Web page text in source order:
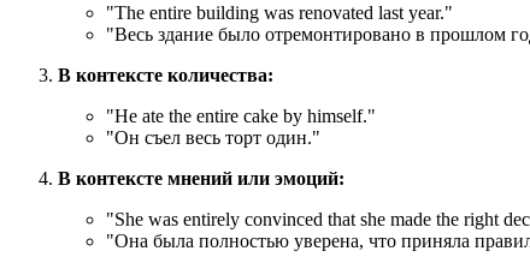
"The entire building was renovated last year."
"Весь здание было отремонтировано в прошлом
В контексте количества:
"He ate the entire cake by himself."
"Он съел весь торт один."
В контексте мнений или эмоций:
"She was entirely convinced that she made the right
"Она была полностью уверена, что приняла